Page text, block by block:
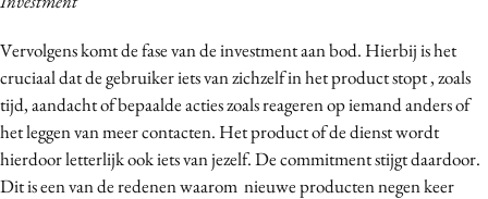
Vervolgens komt de fase van de investment aan bod. Hierbij is het
cruciaal dat de gebruiker iets van zichzelf in het product stopt , zoals
tijd, aandacht of bepaalde acties zoals reageren op iemand anders of
het leggen van meer contacten. Het product of de dienst wordt
hierdoor letterlijk ook iets van jezelf. De commitment stijgt daardoor.
Dit is een van de redenen waarom nieuwe producten negen keer